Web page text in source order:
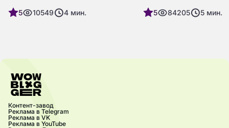
Telegram и что для этого
5 10549 4 мин.
может измениться в
5 84205 5 мин.
Контент-завод
Реклама в Telegram
Реклама в VK
Реклама в YouTube